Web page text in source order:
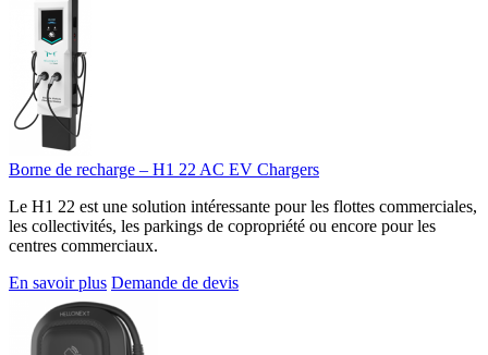
Borne de recharge – H1 22 AC EV Chargers
Le H1 22 est une solution intéressante pour les flottes commerciales,
les collectivités, les parkings de copropriété ou encore pour les
centres commerciaux.
En savoir plus Demande de devis